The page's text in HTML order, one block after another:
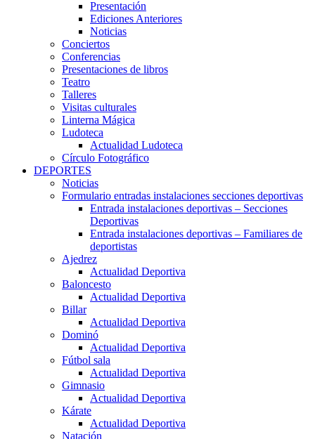
Presentación
Ediciones Anteriores
Noticias
Conciertos
Conferencias
Presentaciones de libros
Teatro
Talleres
Visitas culturales
Linterna Mágica
Ludoteca
Actualidad Ludoteca
Círculo Fotográfico
DEPORTES
Noticias
Formulario entradas instalaciones secciones deportivas
Entrada instalaciones deportivas – Secciones
Deportivas
Entrada instalaciones deportivas – Familiares de
deportistas
Ajedrez
Actualidad Deportiva
Baloncesto
Actualidad Deportiva
Billar
Actualidad Deportiva
Dominó
Actualidad Deportiva
Fútbol sala
Actualidad Deportiva
Gimnasio
Actualidad Deportiva
Kárate
Actualidad Deportiva
Natación